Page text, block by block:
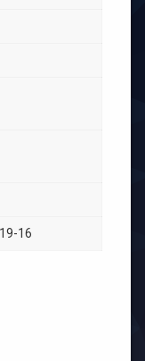
16